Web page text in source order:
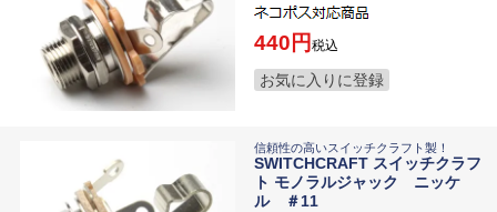
440 税込
お気に入りに登録
信頼性の高いスイッチクラフト製！
SWITCHCRAFT スイッチクラフ
ト モノラルジャック ニッケ
ル ＃11